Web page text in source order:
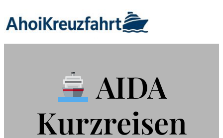
Inhalt
springen
AIDA
Kurzreisen